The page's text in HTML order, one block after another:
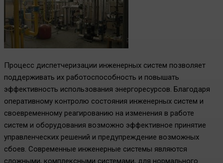
Процесс диспетчеризации инженерных систем позволяет
поддерживать их работоспособность и повышать
эффективность использования энергоресурсов. Благодаря
оперативному контролю состояния инженерных систем и
своевременному реагированию на изменения в работе
систем и оборудования возможно эффективное принятие
управленческих решений и предупреждение возможных
сбоев. Современные инженерные системы являются
сложными, комплексными системами, для нормального